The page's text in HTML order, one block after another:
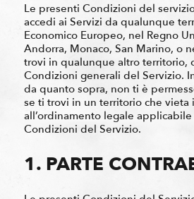
Le presenti Condizioni del
accedi ai Servizi da qualunque
Economico Europeo, nel Regno
Andorra, Monaco, San Marino, o
trovi in qualunque altro territorio,
Condizioni generali del Servizio.
da quanto sopra, non ti è
se ti trovi in un territorio che vieta
all’ordinamento legale
Condizioni del Servizio.
1. PARTE